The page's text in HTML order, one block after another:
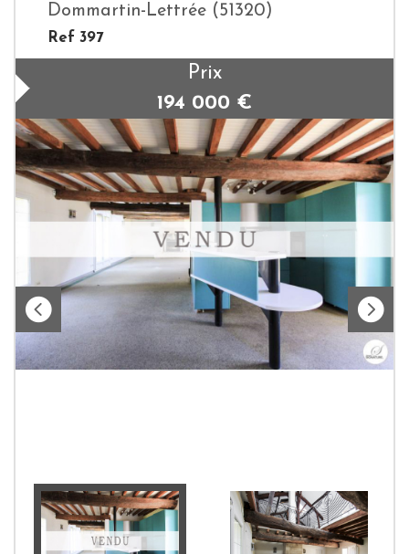
Dommartin-Lettrée (51320)
Ref 397
Prix
194 000 €